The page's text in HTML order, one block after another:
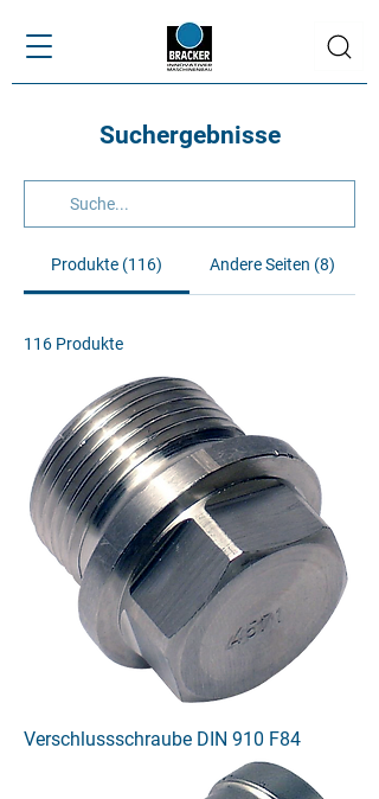
Suchergebnisse
Produkte (116) Andere Seiten (8)
116 Produkte
Verschlussschraube DIN 910 F84